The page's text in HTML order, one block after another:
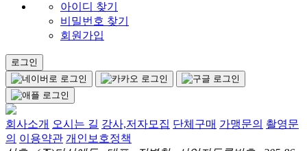
아이디 찾기
비밀번호 찾기
회원가입
로그인
회사소개 오시는 길 강사,저자모집 단체구매 가맹문의 촬영문
의 이용약관 개인보호정책